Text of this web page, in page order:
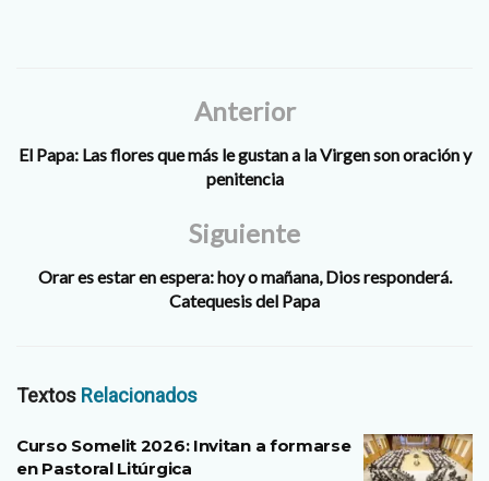
Anterior
El Papa: Las flores que más le gustan a la Virgen son oración y
penitencia
Siguiente
Orar es estar en espera: hoy o mañana, Dios responderá.
Catequesis del Papa
Textos Relacionados
Curso Somelit 2026: Invitan a formarse
en Pastoral Litúrgica